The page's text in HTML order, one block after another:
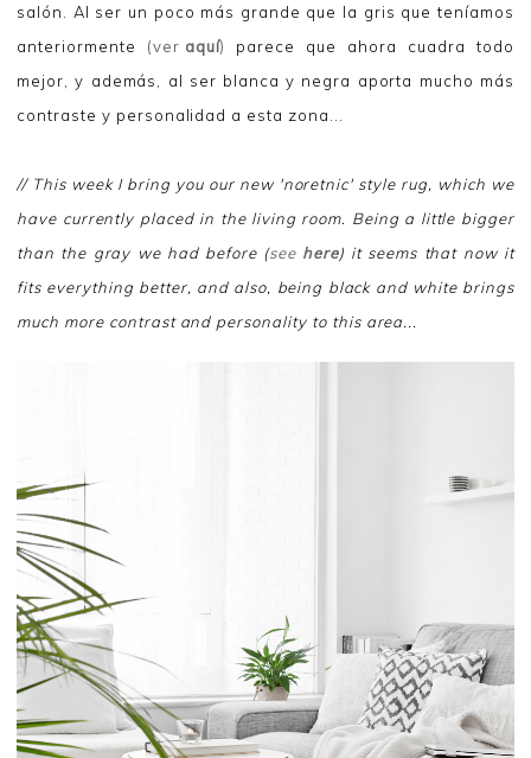
salón. Al ser un poco más grande que la gris que teníamos
anteriormente (ver aquí)
parece que ahora cuadra todo
mejor, y además, al ser blanca y negra aporta mucho más
contraste y personalidad a esta zona...
// This week I bring you our new 'noretnic' style rug, which we
have currently placed in the living room. Being a little bigger
than the gray we had before (see here) it seems that now it
fits everything better, and also, being black and white brings
much more contrast and personality to this area...